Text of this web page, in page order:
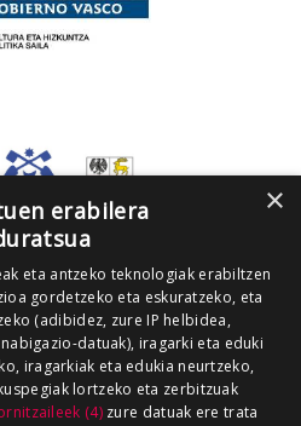
×
erabilera
eta antzeko teknologiak erabiltzen
gordetzeko eta eskuratzeko, eta
(adibidez, zure IP helbidea,
datuak), iragarki eta eduki
iragarkiak eta edukia neurtzeko,
lortzeko eta zerbitzuak
(4)zure datuak ere trata